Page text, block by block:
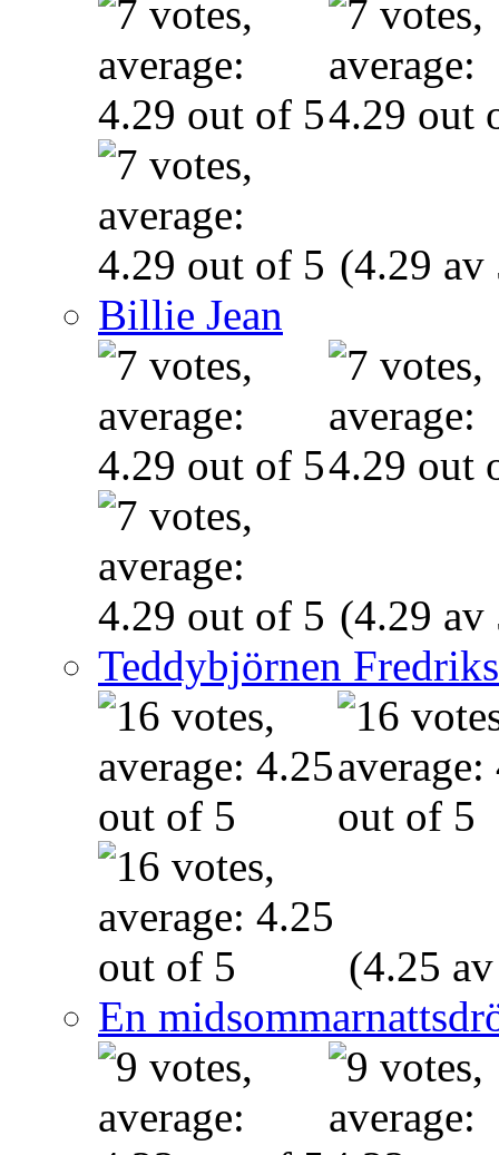
(4.29 av
Billie Jean
(4.29 av
Teddybjörnen
(4.25
En